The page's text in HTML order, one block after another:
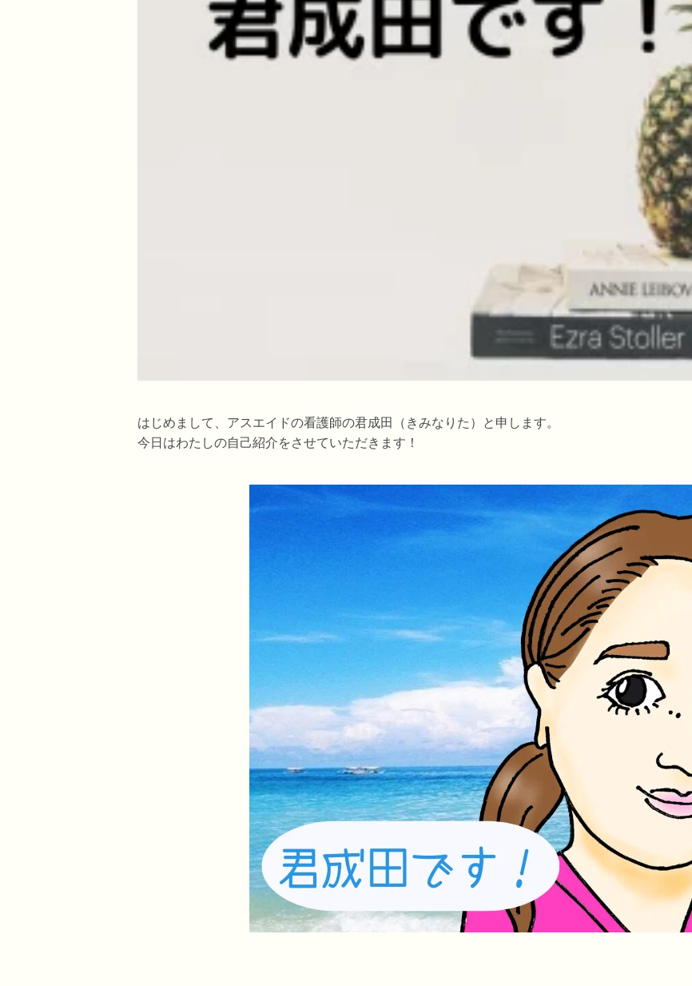
はじめまして、アスエイドの看護師の君成田（きみなりた）と申します。
今日はわたしの自己紹介をさせていただきます！